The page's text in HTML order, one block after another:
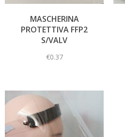
MASCHERINA
PROTETTIVA FFP2
S/VALV
€0.37